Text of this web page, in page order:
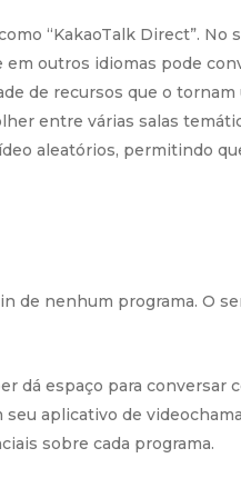
“KakaoTalk Direct”. No
outros idiomas pode
de recursos que o tornam
entre várias salas
aleatórios, permitindo
de nenhum programa. O
dá espaço para conversar
aplicativo de
sobre cada programa.